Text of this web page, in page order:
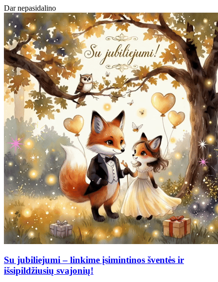
Dar nepasidalino
Su jubiliejumi – linkime įsimintinos šventės ir
išsipildžiusių svajonių!